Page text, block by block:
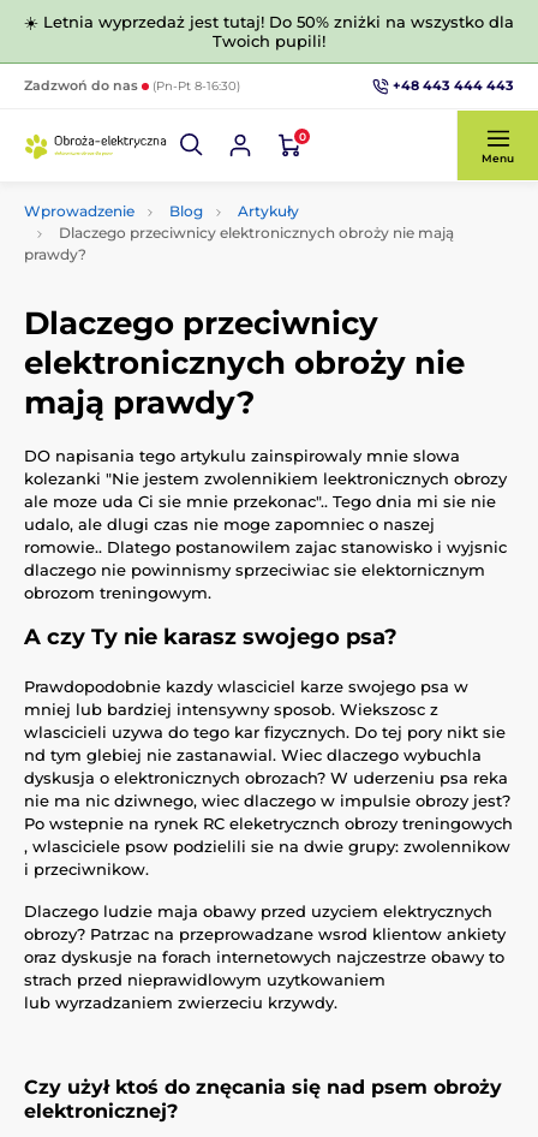
☀️ Letnia wyprzedaż jest tutaj! Do 50% zniżki na wszystko dla
Twoich pupili!
Zadzwoń do nas (Pn-Pt 8-16:30) +48 443 444 443
0
Menu
Wprowadzenie Blog
Artykuły
Dlaczego przeciwnicy elektronicznych obroży nie mają
prawdy?
Dlaczego przeciwnicy
elektronicznych obroży nie
mają prawdy?
DO napisania tego artykulu zainspirowaly mnie slowa
kolezanki "Nie jestem zwolennikiem leektronicznych obrozy
ale moze uda Ci sie mnie przekonac".. Tego dnia mi sie nie
udalo, ale dlugi czas nie moge zapomniec o naszej
romowie.. Dlatego postanowilem zajac stanowisko i wyjsnic
dlaczego nie powinnismy sprzeciwiac sie elektornicznym
obrozom treningowym.
A czy Ty nie karasz swojego psa?
Prawdopodobnie kazdy wlasciciel karze swojego psa w
mniej lub bardziej intensywny sposob. Wiekszosc z
wlascicieli uzywa do tego kar fizycznych. Do tej pory nikt sie
nd tym glebiej nie zastanawial. Wiec dlaczego wybuchla
dyskusja o elektronicznych obrozach? W uderzeniu psa reka
nie ma nic dziwnego, wiec dlaczego w impulsie obrozy jest?
Po wstepnie na rynek RC eleketrycznch obrozy treningowych
, wlasciciele psow podzielili sie na dwie grupy: zwolennikow
i przeciwnikow.
Dlaczego ludzie maja obawy przed uzyciem elektrycznych
obrozy? Patrzac na przeprowadzane wsrod klientow ankiety
oraz dyskusje na forach internetowych najczestrze obawy to
strach przed nieprawidlowym uzytkowaniem
lub wyrzadzaniem zwierzeciu krzywdy.
Czy użył ktoś do znęcania się nad psem obroży
elektronicznej?